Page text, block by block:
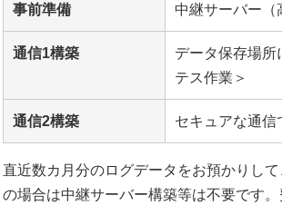
事前準備 中継サーバー（
通信1構築
データ保存場所
テス作業＞
通信2構築 セキュアな通信
直近数カ月分のログデータをお預かりし
の場合は中継サーバー構築等は不要です